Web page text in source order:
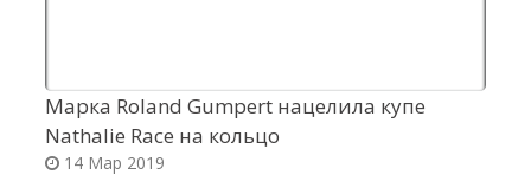
Марка Roland Gumpert нацелила купе
Nathalie Race на кольцо
14 Мар 2019